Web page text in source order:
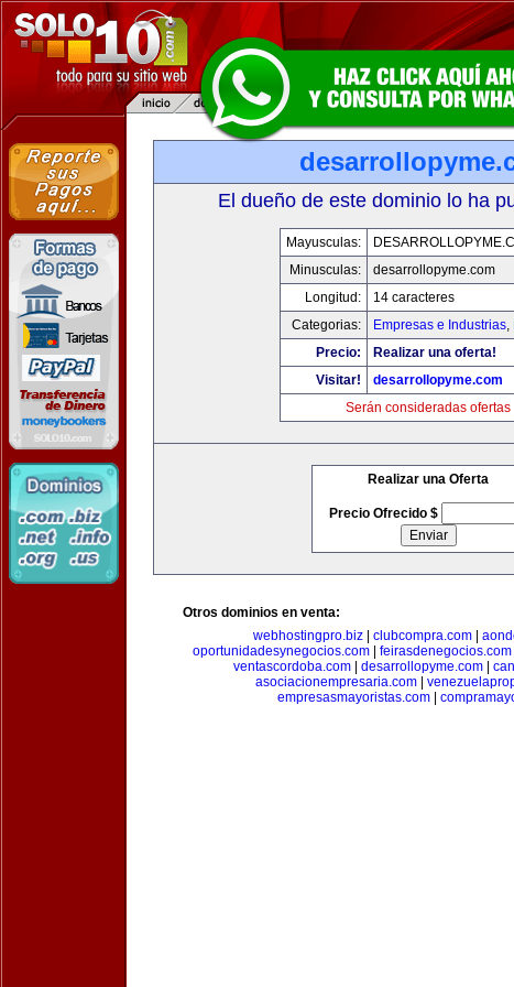
El dueño de este dominio lo ha
Mayusculas:
Minusculas:
desarrollopyme.com
Longitud:
14 caracteres
Categorias:
Empresas e Industrias,
Precio:
Realizar una oferta!
Visitar!
desarrollopyme.com
Serán consideradas ofertas
Realizar una Oferta
Precio Ofrecido $
Otros dominios en venta:
webhostingpro.biz| clubcompra.com|
oportunidadesynegocios.com| feirasdenegocios.com|
ventascordoba.com| desarrollopyme.com|
asociacionempresaria.com
empresasmayoristas.com